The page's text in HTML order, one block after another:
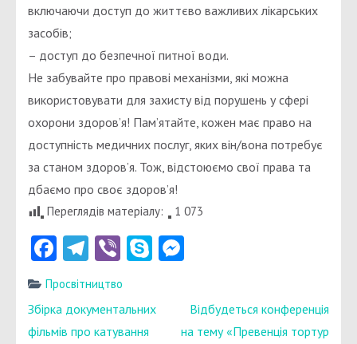
включаючи доступ до життєво важливих лікарських
засобів;
– доступ до безпечної питної води.
Не забувайте про правові механізми, які можна
використовувати для захисту від порушень у сфері
охорони здоров’я! Пам’ятайте, кожен має право на
доступність медичних послуг, яких він/вона потребує
за станом здоров’я. Тож, відстоюємо свої права та
дбаємо про своє здоров’я!
Переглядів матеріалу: 1 073
Facebook
Telegram
ViberSkype
Просвітництво
Навігація
записів
Збірка документальних
фільмів про катування
Відбудеться конференція
на тему «Превенція тортур